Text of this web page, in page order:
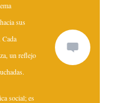
sus
Cada
un reflejo
social; es